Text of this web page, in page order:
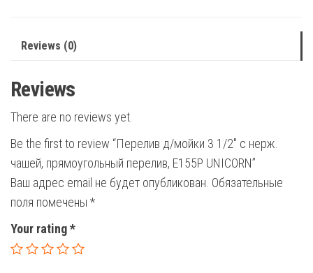
прямоугольный
E155P
UNICORN
Reviews (0)
Reviews
There are no reviews yet.
Be the first to review “Перелив д/мойки 3 1/2″ с нерж.
чашей, прямоугольный перелив, E155P UNICORN”
Ваш адрес email не будет опубликован. Обязательные
поля помечены *
Your rating*